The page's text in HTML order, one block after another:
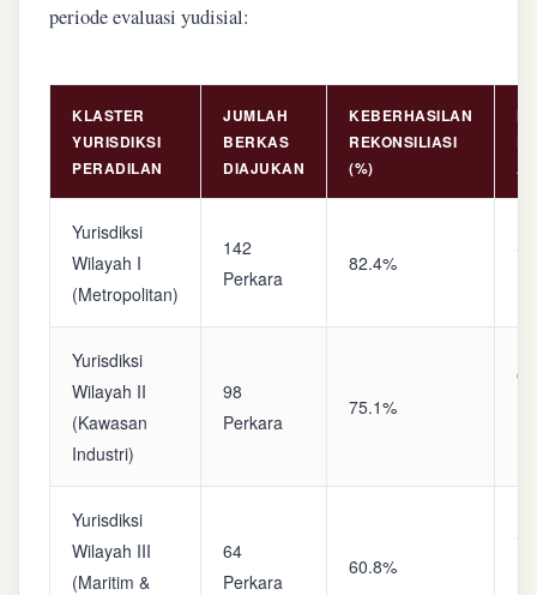
periode evaluasi yudisial:
KLASTER
YURISDIKSI
PERADILAN
JUMLAH
BERKAS
DIAJUKAN
KEBERHASILAN
REKONSILIASI
(%)
Yurisdiksi
Wilayah I
(Metropolitan)
142
Perkara
82.4%
Yurisdiksi
Wilayah II
(Kawasan
Industri)
98
Perkara
75.1%
Yurisdiksi
Wilayah III
(Maritim &
64
Perkara
60.8%